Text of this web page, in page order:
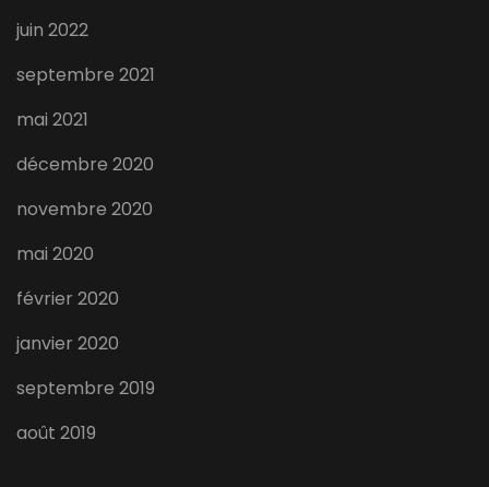
juin 2022
septembre 2021
mai 2021
décembre 2020
novembre 2020
mai 2020
février 2020
janvier 2020
septembre 2019
août 2019